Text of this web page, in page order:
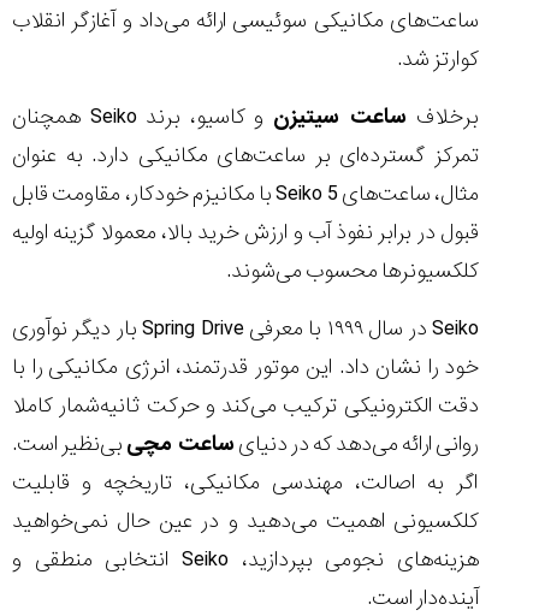
ساعت‌های مکانیکی سوئیسی ارائه می‌داد و آغازگر انقلاب
کوارتز شد.
برخلاف ساعت سیتیزن
و کاسیو، برند Seiko همچنان
تمرکز گسترده‌ای بر ساعت‌های مکانیکی دارد. به عنوان
مثال، ساعت‌های Seiko 5 با مکانیزم خودکار، مقاومت قابل
قبول در برابر نفوذ آب و ارزش خرید بالا، معمولا گزینه اولیه
کلکسیونرها محسوب می‌شوند.
Seiko در سال ۱۹۹۹ با معرفی Spring Drive بار دیگر نوآوری
خود را نشان داد. این موتور قدرتمند، انرژی مکانیکی را با
دقت الکترونیکی ترکیب می‌کند و حرکت ثانیه‌شمار کاملا
روانی ارائه می‌دهد که در دنیایساعت مچیبی‌نظیر است.
اگر به اصالت، مهندسی مکانیکی، تاریخچه و قابلیت
کلکسیونی اهمیت می‌دهید و در عین حال نمی‌خواهید
هزینه‌های نجومی بپردازید، Seiko انتخابی منطقی و
آینده‌دار است.